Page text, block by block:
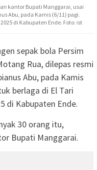
kantor Bupati Manggarai, usai
Abu, pada Kamis (6/11) pagi.
di Kabupaten Ende. Foto: ist
sepak bola Persim
Rua, dilepas resmi
Abu, pada Kamis
berlaga di El Tari
di Kabupaten Ende.
30 orang itu,
Bupati Manggarai.